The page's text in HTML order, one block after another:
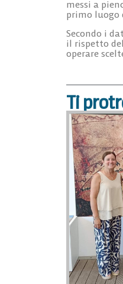
messi a
primo luogo
Secondo i
il rispetto
operare
Ti